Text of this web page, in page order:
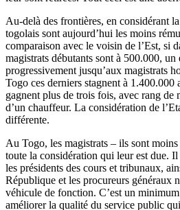
Au-delà des frontières, en considérant
togolais sont aujourd’hui les moins
comparaison avec le voisin de l’Est, si
magistrats débutants sont à 500.000, un
progressivement jusqu’aux magistrats
Togo ces derniers stagnent à 1.400.000
gagnent plus de trois fois, avec rang de
d’un chauffeur. La considération de
différente.
Au Togo, les magistrats – ils sont
toute la considération qui leur est due. Il
les présidents des cours et tribunaux,
République et les procureurs généraux
véhicule de fonction. C’est un
améliorer la qualité du service public